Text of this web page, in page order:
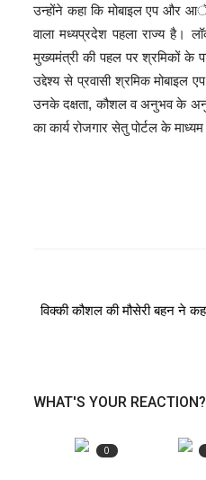
उन्होंने कहा कि मोबाइल एप और
वाला मध्यप्रदेश पहला राज्य है।
मुख्यमंत्री की पहल पर श्रमिकों के
उद्देश्य से प्रवासी श्रमिक मोबाइल
उनके दक्षता, कौशल व अनुभव के
का कार्य रोजगार सेतु पोर्टल के
विक्की कौशल की मौसेरी बहन ने
WHAT'S YOUR REACTION?
0